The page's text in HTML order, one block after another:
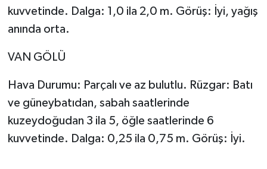
kuvvetinde. Dalga: 1,0 ila 2,0 m. Görüş: İyi, yağış
anında orta.
VAN GÖLÜ
Hava Durumu: Parçalı ve az bulutlu. Rüzgar: Batı
ve güneybatıdan, sabah saatlerinde
kuzeydoğudan 3 ila 5, öğle saatlerinde 6
kuvvetinde. Dalga: 0,25 ila 0,75 m. Görüş: İyi.